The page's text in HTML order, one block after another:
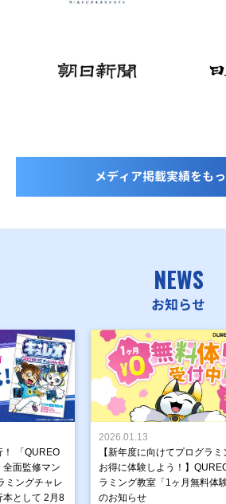
メディア掲載実績をも
NEWS
お知らせ
！ 「QUREO
面監修マン
ミングチャレ
本として 2月8
2026.01.13
【新年度に向けてプログラミ
お得に体験しよう！】
ラミング教室「1ヶ月無料体
のお知らせ